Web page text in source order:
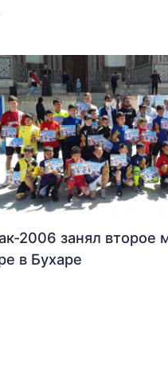
2006 занял второе
в Бухаре